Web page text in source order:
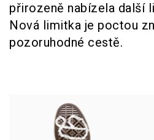
přirozeně nabízela další
Nová limitka je poctou
pozoruhodné cestě.